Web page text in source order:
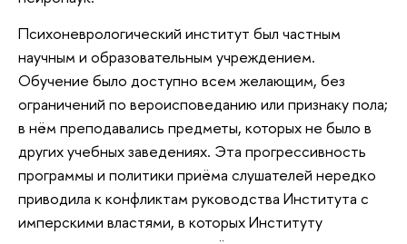
Психоневрологический институт был частным
научным и образовательным учреждением.
Обучение было доступно всем желающим, без
ограничений по вероисповеданию или признаку пола;
в нём преподавались предметы, которых не было в
других учебных заведениях. Эта прогрессивность
программы и политики приёма слушателей нередко
приводила к конфликтам руководства Института с
имперскими властями, в которых Институту